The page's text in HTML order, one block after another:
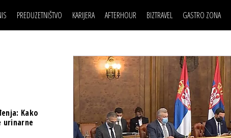
PREDUZETNIŠTVO KARIJERA
LJUDI (HR)
MOJ UGAO
USAVRŠAVANJE
KNOW-HOW
AFTERHOUR
KNJIGE
AUTO SVET
STIL
WELLBEING
BIZTRAVEL GASTRO ZONA
SCENA
BREND I KOMUNIKACIJE
I AI
POSAO
MOJ UGAO
USAVRŠAVANJE
KNOW-HOW
FILM I SCENA
AUTO SVET
STIL
WELLBEING
Kako
urinarne